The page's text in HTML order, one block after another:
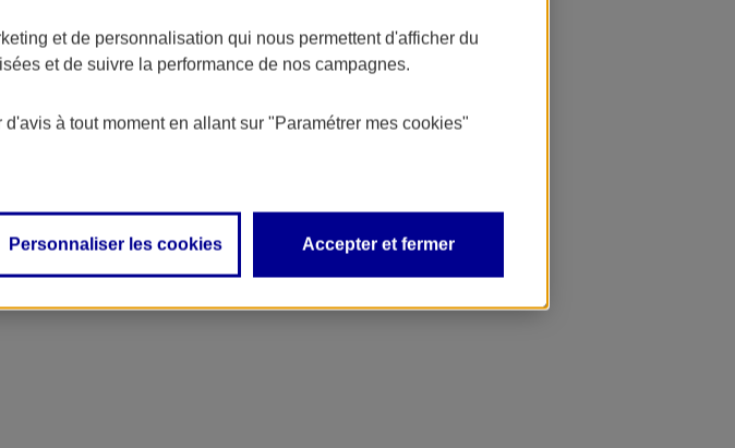
et de personnalisation qui nous permettent d'afficher du
et de suivre la performance de nos campagnes.
à tout moment en allant sur "Paramétrer mes cookies"
Personnaliser les cookies Accepter et fermer